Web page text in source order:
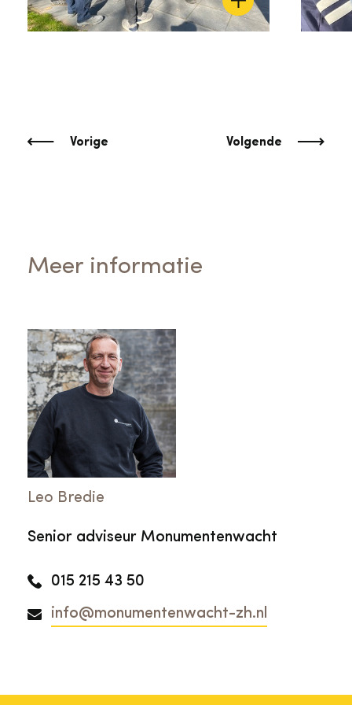
Vorige Volgende
Meer informatie
Leo Bredie
Senior adviseur Monumentenwacht
015 215 43 50
info@monumentenwacht-zh.nl